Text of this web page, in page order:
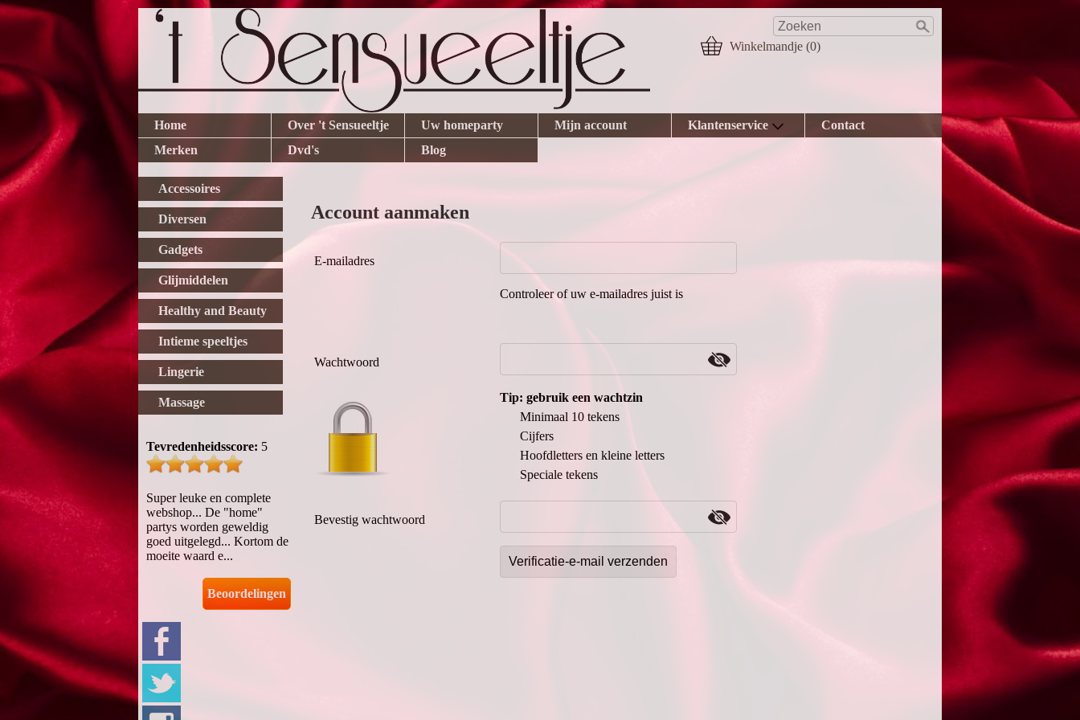
Winkelmandje (0)
Home Over 't Sensueeltje Uw homeparty Mijn account Klantenservice
Contact
Merken
Dvd's Blog
Account aanmaken
E-mailadres
Controleer of uw e-mailadres juist is
Wachtwoord
Tip: gebruik een wachtzin
Minimaal 10 tekens
Cijfers
Hoofdletters en kleine letters
Speciale tekens
Bevestig wachtwoord
Accessoires
Diversen
Gadgets
Glijmiddelen
Healthy and Beauty
Intieme speeltjes
Lingerie
Massage
Tevredenheidsscore: 5
Super leuke en complete
webshop... De "home"
partys worden geweldig
goed uitgelegd... Kortom de
moeite waard e...
Beoordelingen